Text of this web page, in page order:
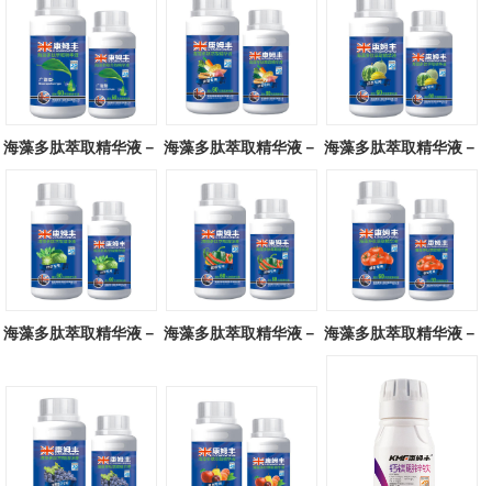
海藻多肽萃取精华液－
广谱型
海藻多肽萃取精华液－
块茎专用
海藻多肽萃取精华液－
瓜类专用
海藻多肽萃取精华液－ 海藻多肽萃取精华液－ 海藻多肽萃取精华液－